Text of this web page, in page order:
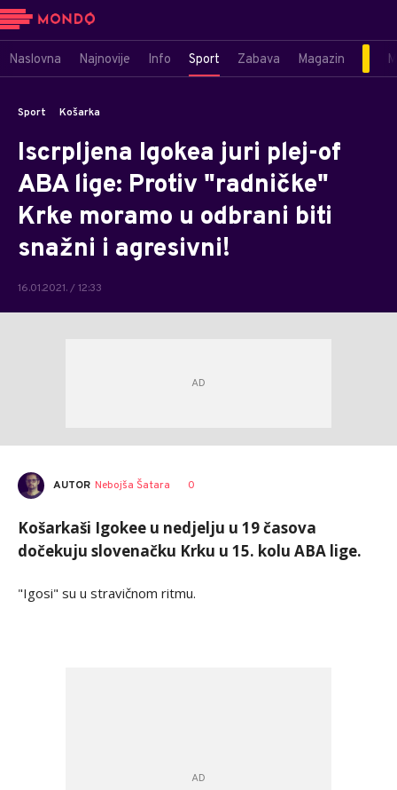
Naslovna Najnovije Info Sport Zabava Magazin
Sport Košarka
Iscrpljena Igokea juri plej-of
ABA lige: Protiv "radničke"
Krke moramo u odbrani biti
snažni i agresivni!
16.01.2021. / 12:33
AUTOR Nebojša Šatara 0
Košarkaši Igokee u nedjelju u 19 časova
dočekuju slovenačku Krku u 15. kolu ABA lige.
"Igosi" su u stravičnom ritmu.